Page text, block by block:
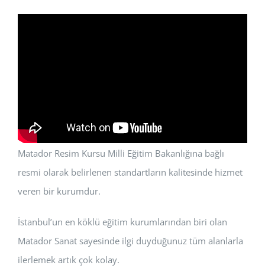
Matador Resim Kursu Milli Eğitim Bakanlığına bağlı
resmi olarak belirlenen standartların kalitesinde hizmet
veren bir kurumdur.
İstanbul’un en köklü eğitim kurumlarından biri olan
Matador Sanat sayesinde ilgi duyduğunuz tüm alanlarla
ilerlemek artık çok kolay.